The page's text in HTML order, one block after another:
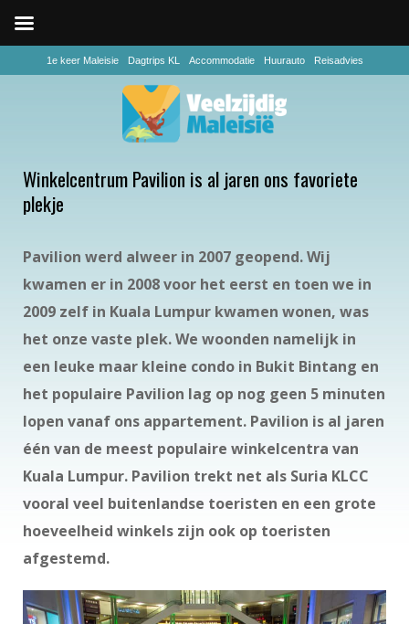
1e keer Maleisie Dagtrips KL Accommodatie Huurauto Reisadvies
Winkelcentrum Pavilion is al jaren ons favoriete
plekje
Pavilion werd alweer in 2007 geopend. Wij
kwamen er in 2008 voor het eerst en toen we in
2009 zelf in Kuala Lumpur kwamen wonen, was
het onze vaste plek. We woonden namelijk in
een leuke maar kleine condo in Bukit Bintang en
het populaire Pavilion lag op nog geen 5 minuten
lopen vanaf ons appartement. Pavilion is al jaren
één van de meest populaire winkelcentra van
Kuala Lumpur. Pavilion trekt net als Suria KLCC
vooral veel buitenlandse toeristen en een grote
hoeveelheid winkels zijn ook op toeristen
afgestemd.